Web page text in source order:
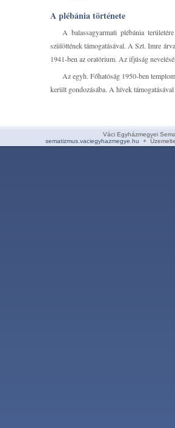
A plébánia története
A balassagyarmati plébánia
szülöttének támogatásával. A Szt. Imre
1941-ben az oratórium. Az ifjúság
Az egyh. Főhatóság 1950-ben
került gondozásába. A hívek
Váci Egyházmegyei
sematizmus.vaciegyhazmegye.hu +